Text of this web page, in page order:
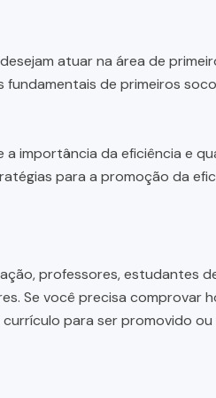
atuar na área de
de primeiros
importância da eficiência e
para a promoção da
professores, estudantes
Se você precisa comprovar
para ser promovido